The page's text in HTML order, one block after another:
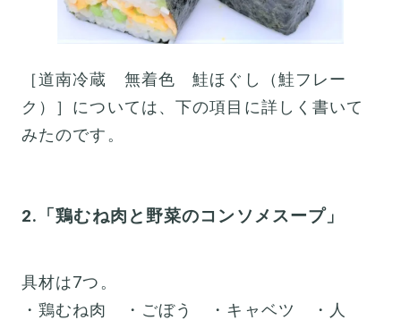
［道南冷蔵 無着色 鮭ほぐし（鮭フレー
ク）］については、下の項目に詳しく書いて
みたのです。
2.「鶏むね肉と野菜のコンソメスープ」
具材は7つ。
・鶏むね肉 ・ごぼう ・キャベツ ・人